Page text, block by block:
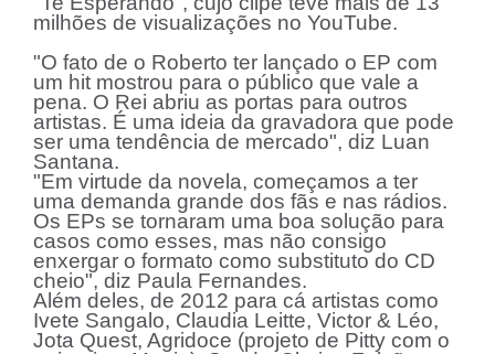
milhões de visualizações no YouTube.
"O fato de o Roberto ter lançado o EP com
um hit mostrou para o público que vale a
pena. O Rei abriu as portas para outros
artistas. É uma ideia da gravadora que pode
ser uma tendência de mercado", diz Luan
Santana.
"Em virtude da novela, começamos a ter
uma demanda grande dos fãs e nas rádios.
Os EPs se tornaram uma boa solução para
casos como esses, mas não consigo
enxergar o formato como substituto do CD
cheio", diz Paula Fernandes.
Além deles, de 2012 para cá artistas como
Ivete Sangalo, Claudia Leitte, Victor & Léo,
Jota Quest, Agridoce (projeto de Pitty com o